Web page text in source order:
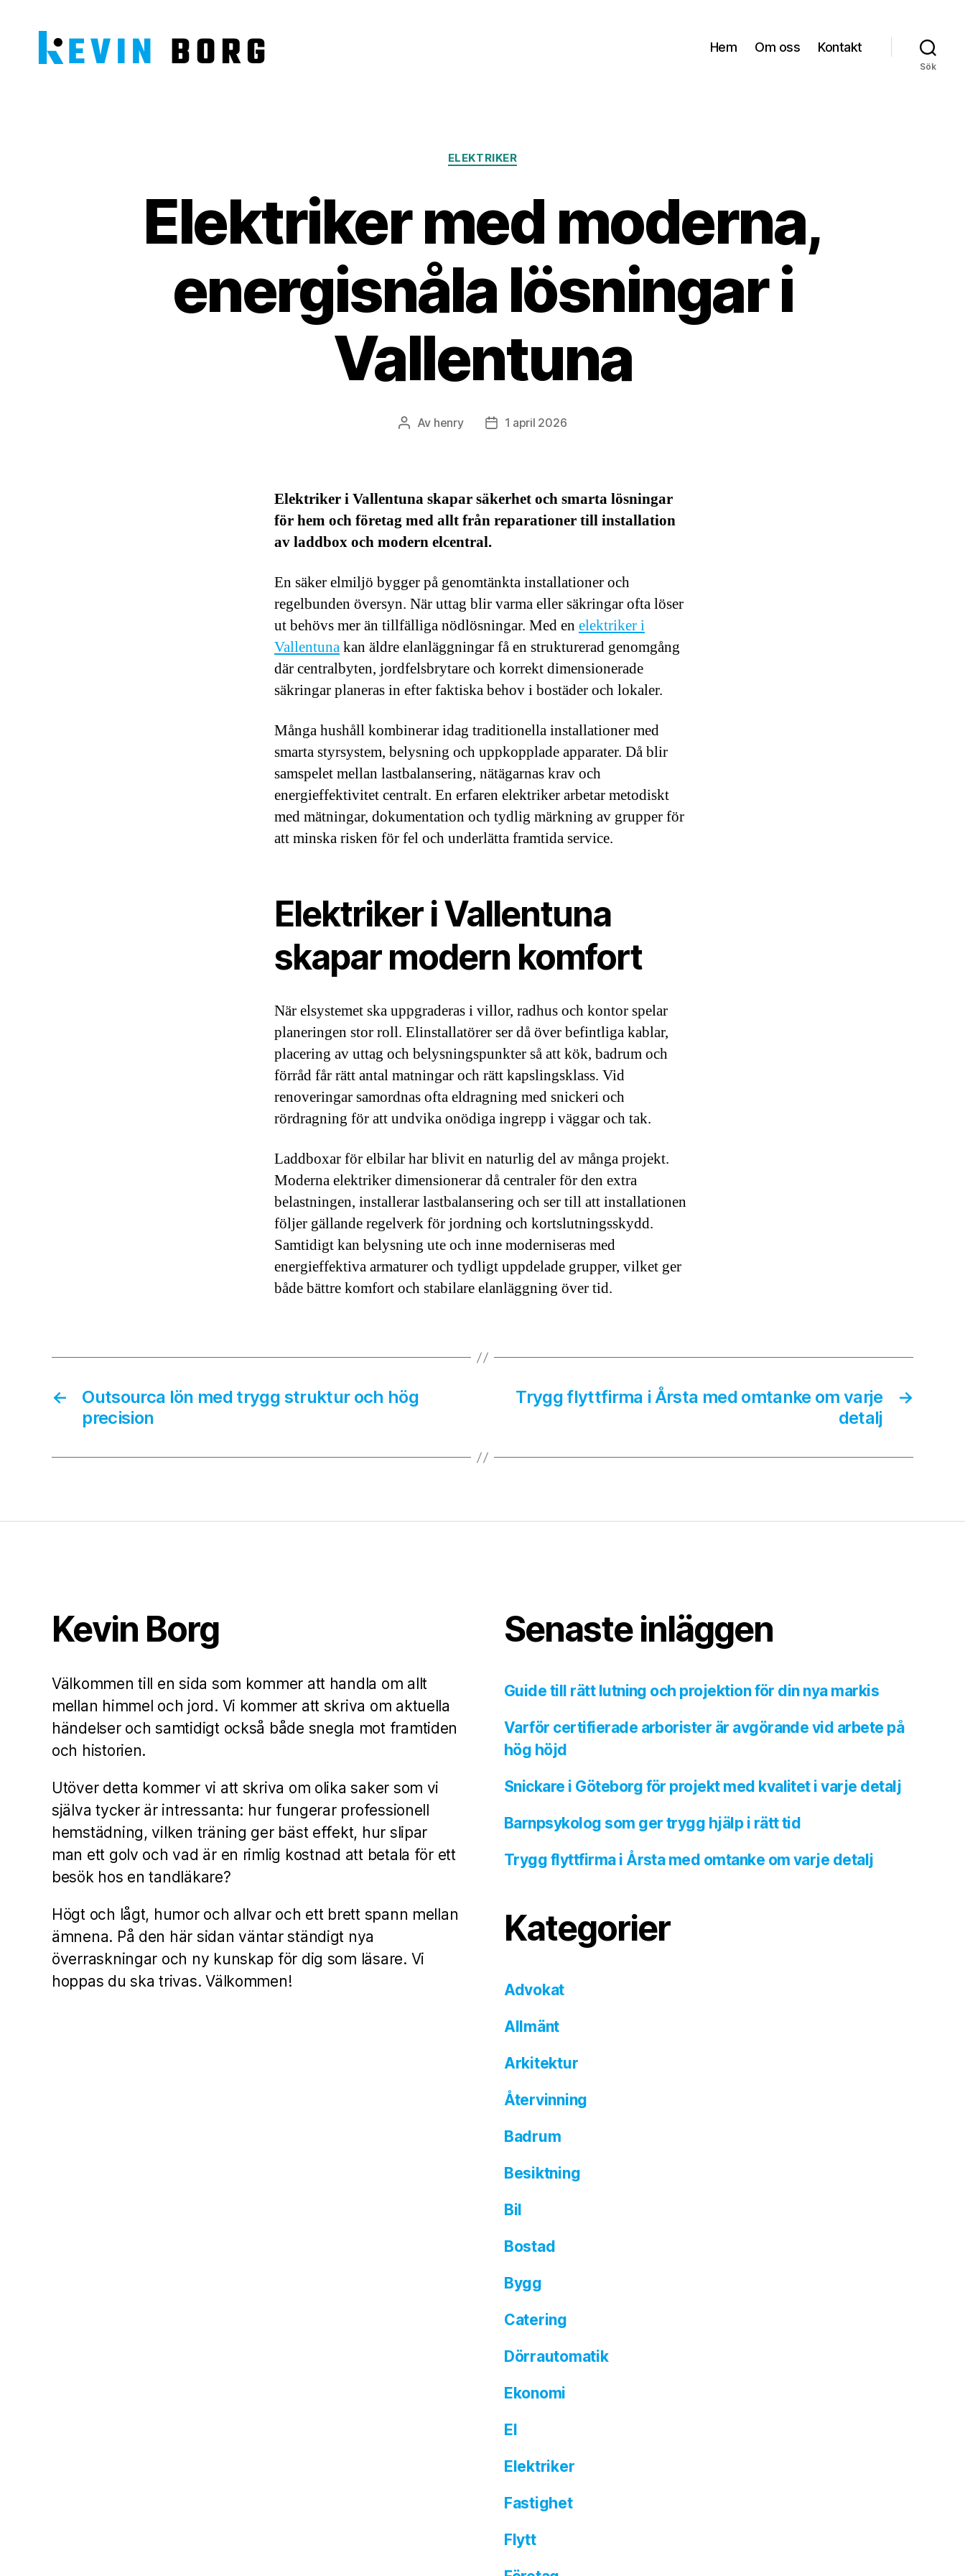
Hem Om oss Kontakt
Sök
Kategorier
ELEKTRIKER
Elektriker med moderna,
energisnåla lösningar i
Vallentuna
Inläggsförfattare
Av henry Inläggsdatum
1 april 2026
Elektriker i Vallentuna skapar säkerhet och smarta lösningar
för hem och företag med allt från reparationer till installation
av laddbox och modern elcentral.
En säker elmiljö bygger på genomtänkta installationer och
regelbunden översyn. När uttag blir varma eller säkringar ofta löser
ut behövs mer än tillfälliga nödlösningar. Med en elektriker i
Vallentunakan äldre elanläggningar få en strukturerad genomgång
där centralbyten, jordfelsbrytare och korrekt dimensionerade
säkringar planeras in efter faktiska behov i bostäder och lokaler.
Många hushåll kombinerar idag traditionella installationer med
smarta styrsystem, belysning och uppkopplade apparater. Då blir
samspelet mellan lastbalansering, nätägarnas krav och
energieffektivitet centralt. En erfaren elektriker arbetar metodiskt
med mätningar, dokumentation och tydlig märkning av grupper för
att minska risken för fel och underlätta framtida service.
Elektriker i Vallentuna
skapar modern komfort
När elsystemet ska uppgraderas i villor, radhus och kontor spelar
planeringen stor roll. Elinstallatörer ser då över befintliga kablar,
placering av uttag och belysningspunkter så att kök, badrum och
förråd får rätt antal matningar och rätt kapslingsklass. Vid
renoveringar samordnas ofta eldragning med snickeri och
rördragning för att undvika onödiga ingrepp i väggar och tak.
Laddboxar för elbilar har blivit en naturlig del av många projekt.
Moderna elektriker dimensionerar då centraler för den extra
belastningen, installerar lastbalansering och ser till att installationen
följer gällande regelverk för jordning och kortslutningsskydd.
Samtidigt kan belysning ute och inne moderniseras med
energieffektiva armaturer och tydligt uppdelade grupper, vilket ger
både bättre komfort och stabilare elanläggning över tid.
←
Outsourca lön med trygg struktur och hög
precision
→
Trygg flyttfirma i Årsta med omtanke om varje
detalj
Kevin Borg
Välkommen till en sida som kommer att handla om allt
mellan himmel och jord. Vi kommer att skriva om aktuella
händelser och samtidigt också både snegla mot framtiden
och historien.
Utöver detta kommer vi att skriva om olika saker som vi
själva tycker är intressanta: hur fungerar professionell
hemstädning, vilken träning ger bäst effekt, hur slipar
man ett golv och vad är en rimlig kostnad att betala för ett
besök hos en tandläkare?
Högt och lågt, humor och allvar och ett brett spann mellan
ämnena. På den här sidan väntar ständigt nya
överraskningar och ny kunskap för dig som läsare. Vi
hoppas du ska trivas. Välkommen!
Senaste inläggen
Guide till rätt lutning och projektion för din nya markis
Varför certifierade arborister är avgörande vid arbete på
hög höjd
Snickare i Göteborg för projekt med kvalitet i varje detalj
Barnpsykolog som ger trygg hjälp i rätt tid
Trygg flyttfirma i Årsta med omtanke om varje detalj
Kategorier
Advokat
Allmänt
Arkitektur
Återvinning
Badrum
Besiktning
Bil
Bostad
Bygg
Catering
Dörrautomatik
Ekonomi
El
Elektriker
Fastighet
Flytt